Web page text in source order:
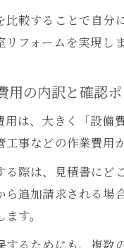
比較することで自分
フォームを実現しま
用の内訳と確認
用は、大きく「設備
工事などの作業費用
る際は、見積書にど
ら追加請求される場
す。
するためにも、複数